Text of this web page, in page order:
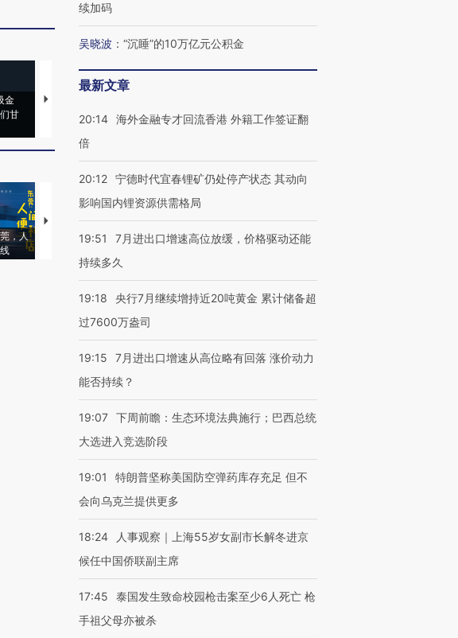
金
甘
马航飞行员跨国走私7万
粒摇头丸 尿检体内含3种
度Z世代 用街头抗争将教
育部长拱下台
机”？难民潮撕裂西班牙
飞地休达
，人
【推广】走进第四届链博
会，让数智科技“链”接产
【特别呈现】寻找100种
【商旅对话】华住集团
CFO：不靠规模取胜，华
续加码
吴晓波 ： “沉睡”的10万亿元公积金
最新文章
20:14 海外金融专才回流香港 外籍工作签证翻
倍
20:12 宁德时代宜春锂矿仍处停产状态 其动向
影响国内锂资源供需格局
19:51
7月进出口增速高位放缓，价格驱动还能
持续多久
19:18
央行7月继续增持近20吨黄金 累计储备超
过7600万盎司
19:15
7月进出口增速从高位略有回落 涨价动力
能否持续？
19:07 下周前瞻：生态环境法典施行；巴西总统
大选进入竞选阶段
19:01
特朗普坚称美国防空弹药库存充足 但不
会向乌克兰提供更多
18:24
人事观察｜上海55岁女副市长解冬进京
候任中国侨联副主席
17:45
泰国发生致命校园枪击案至少6人死亡 枪
手祖父母亦被杀